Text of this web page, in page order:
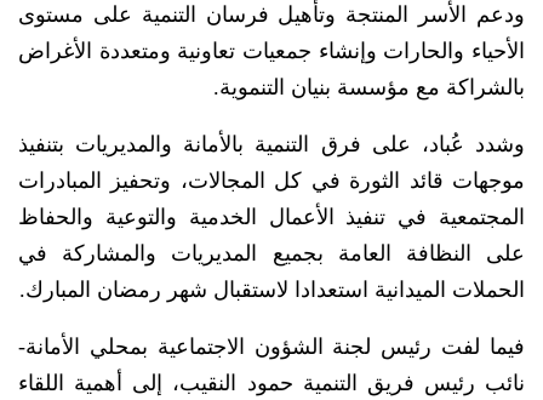
ودعم الأسر المنتجة وتأهيل فرسان التنمية على مستوى
الأحياء والحارات وإنشاء جمعيات تعاونية ومتعددة الأغراض
بالشراكة مع مؤسسة بنيان التنموية.
وشدد عُباد، على فرق التنمية بالأمانة والمديريات بتنفيذ
موجهات قائد الثورة في كل المجالات، وتحفيز المبادرات
المجتمعية في تنفيذ الأعمال الخدمية والتوعية والحفاظ
على النظافة العامة بجميع المديريات والمشاركة في
الحملات الميدانية استعدادا لاستقبال شهر رمضان المبارك.
فيما لفت رئيس لجنة الشؤون الاجتماعية بمحلي الأمانة-
نائب رئيس فريق التنمية حمود النقيب، إلى أهمية اللقاء